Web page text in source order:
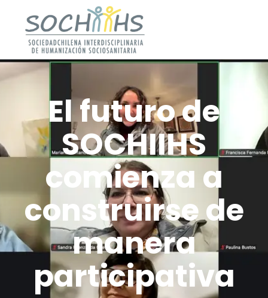
El futuro de
SOCHIIHS
comienza a
construirse de
manera
participativa